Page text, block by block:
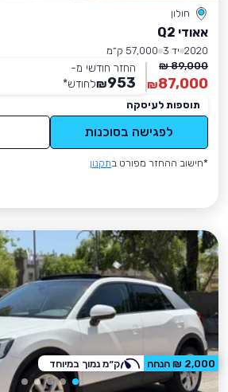
חולון
אאודי Q2
2020 יד 3
57,000 ק״מ
89,000 ₪
87,000
₪
החזר חודשי מ-
953
₪לחודש*
תוספות לעיסקה
לפגישה בסוכנות
*חישוב ההחזר מפורט בתקנון
2,000 ₪ הנחה ק״מ נמוך במיוחד